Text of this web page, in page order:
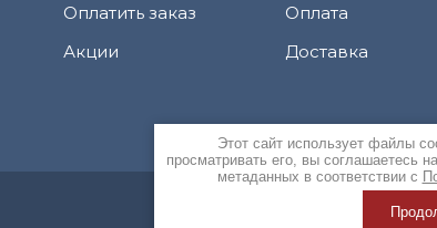
Оплатить заказ
Акции
Оплата
Доставка
Этот сайт использует файлы
просматривать его, вы соглашаетесь
метаданных в соответствии с